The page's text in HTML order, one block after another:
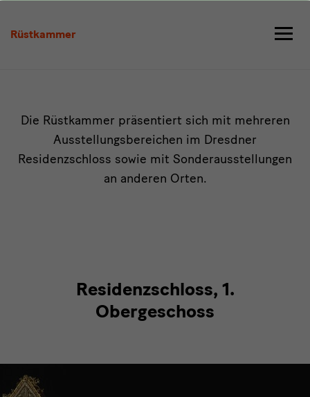
Rüstkammer
intro
Die Rüstkammer präsentiert sich mit mehreren
Ausstellungsbereichen im Dresdner
Residenzschloss sowie mit Sonderausstellungen
an anderen Orten.
Residenzschloss, 1.
Obergeschoss